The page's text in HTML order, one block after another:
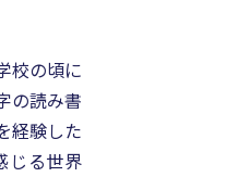
校の頃に
の読み書
経験した
じる世界